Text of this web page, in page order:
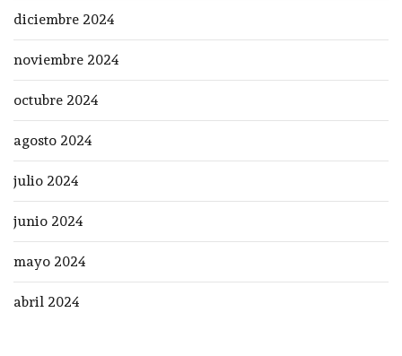
diciembre 2024
noviembre 2024
octubre 2024
agosto 2024
julio 2024
junio 2024
mayo 2024
abril 2024